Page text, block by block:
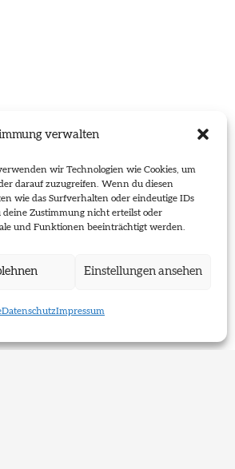
verwalten
wir Technologien wie Cookies, um
darauf zuzugreifen. Wenn du diesen
wie das Surfverhalten oder eindeutige IDs
Zustimmung nicht erteilst oder
und Funktionen beeinträchtigt werden.
Einstellungen ansehen
DatenschutzImpressum